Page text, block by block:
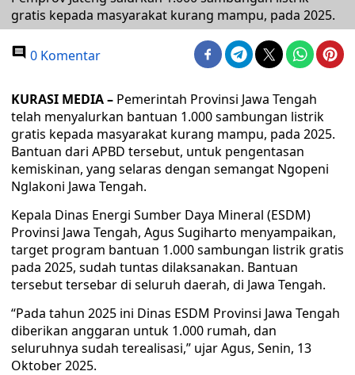
gratis kepada masyarakat kurang mampu, pada 2025.
0 Komentar
KURASI MEDIA – Pemerintah Provinsi Jawa Tengah
telah menyalurkan bantuan 1.000 sambungan listrik
gratis kepada masyarakat kurang mampu, pada 2025.
Bantuan dari APBD tersebut, untuk pengentasan
kemiskinan, yang selaras dengan semangat Ngopeni
Nglakoni Jawa Tengah.
Kepala Dinas Energi Sumber Daya Mineral (ESDM)
Provinsi Jawa Tengah, Agus Sugiharto menyampaikan,
target program bantuan 1.000 sambungan listrik gratis
pada 2025, sudah tuntas dilaksanakan. Bantuan
tersebut tersebar di seluruh daerah, di Jawa Tengah.
“Pada tahun 2025 ini Dinas ESDM Provinsi Jawa Tengah
diberikan anggaran untuk 1.000 rumah, dan
seluruhnya sudah terealisasi,” ujar Agus, Senin, 13
Oktober 2025.